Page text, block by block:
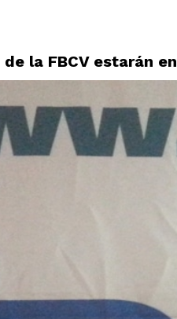
la FBCV estarán